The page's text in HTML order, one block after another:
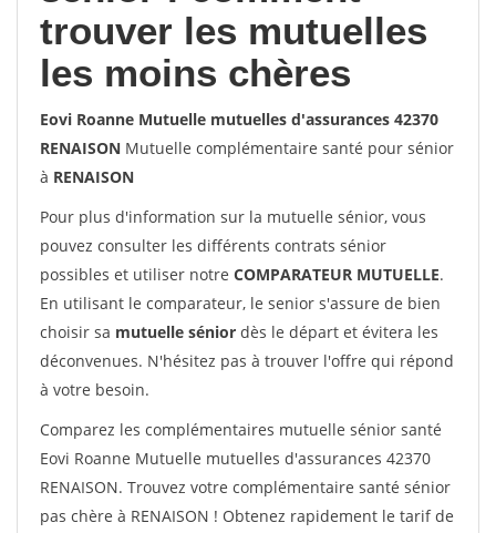
trouver les mutuelles
les moins chères
Eovi Roanne Mutuelle mutuelles d'assurances 42370
RENAISON Mutuelle complémentaire santé pour sénior
à RENAISON
Pour plus d'information sur la mutuelle sénior, vous
pouvez consulter les différents contrats sénior
possibles et utiliser notre COMPARATEUR MUTUELLE.
En utilisant le comparateur, le senior s'assure de bien
choisir sa mutuelle sénior dès le départ et évitera les
déconvenues. N'hésitez pas à trouver l'offre qui répond
à votre besoin.
Comparez les complémentaires mutuelle sénior santé
Eovi Roanne Mutuelle mutuelles d'assurances 42370
RENAISON. Trouvez votre complémentaire santé sénior
pas chère à RENAISON ! Obtenez rapidement le tarif de